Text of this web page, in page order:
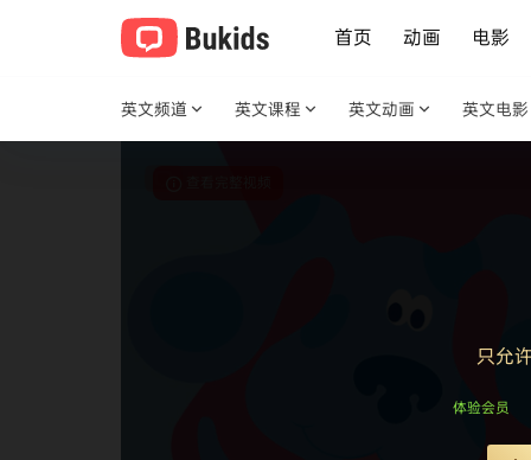
首页 动画 电影
英文频道 英文课程 英文动画 英文电影
只允
体验会员